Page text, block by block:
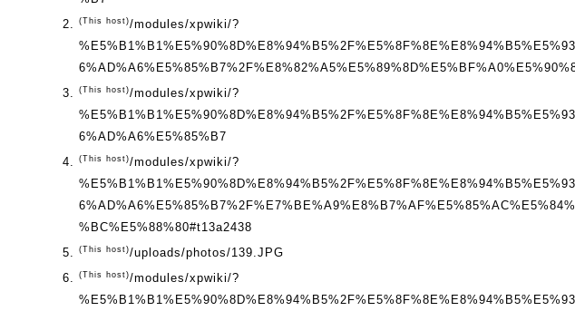
(This host)/modules/xpwiki/?
(This host)/modules/xpwiki/?
6%AD%A6%E5%85%B7
(This host)/modules/xpwiki/?
%BC%E5%88%80#t13a2438
(This host)/uploads/photos/139.JPG
(This host)/modules/xpwiki/?